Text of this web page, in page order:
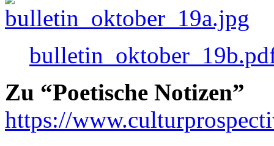
Zu “Poetische Notizen”
https://